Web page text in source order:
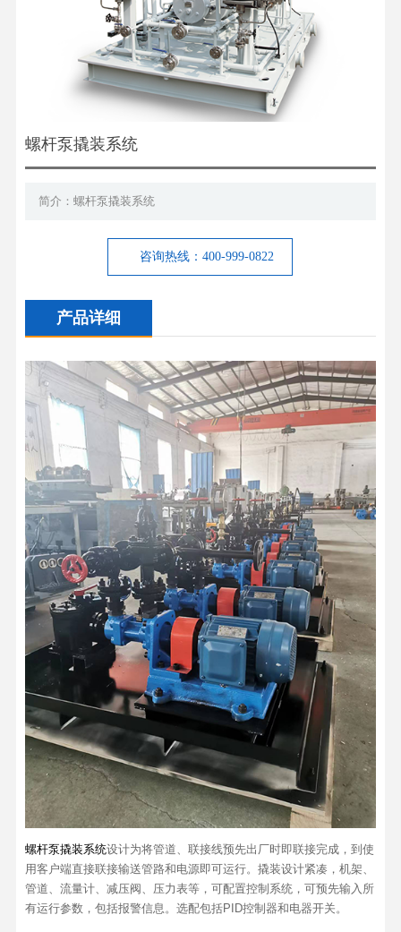
螺杆泵撬装系统
简介：螺杆泵撬装系统
咨询热线：400-999-0822
产品详细
螺杆泵撬装系统设计为将管道、联接线预先出厂时即联接完成，到使
用客户端直接联接输送管路和电源即可运行。撬装设计紧凑，机架、
管道、流量计、减压阀、压力表等，可配置控制系统，可预先输入所
有运行参数，包括报警信息。选配包括PID控制器和电器开关。